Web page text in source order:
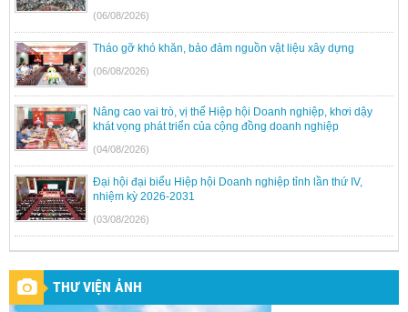
(06/08/2026)
Tháo gỡ khó khăn, bảo đảm nguồn vật liệu xây dựng
(06/08/2026)
Nâng cao vai trò, vị thế Hiệp hội Doanh nghiệp, khơi dậy
khát vọng phát triển của cộng đồng doanh nghiệp
(04/08/2026)
Đại hội đại biểu Hiệp hội Doanh nghiệp tỉnh lần thứ IV,
nhiệm kỳ 2026-2031
(03/08/2026)
THƯ VIỆN ẢNH